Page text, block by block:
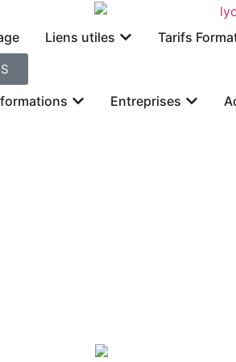
Liens utiles Tarifs
Entreprises